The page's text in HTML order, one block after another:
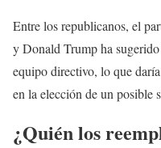
Entre los republicanos, el
y Donald Trump ha
equipo directivo, lo que
en la elección de un posible
¿Quién los